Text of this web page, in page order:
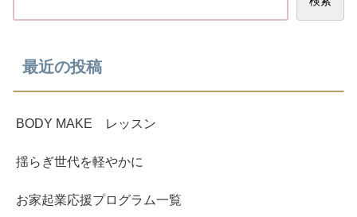
最近の投稿
BODY MAKE レッスン
揺らぎ世代を軽やかに
お家起業応援プログラム一覧